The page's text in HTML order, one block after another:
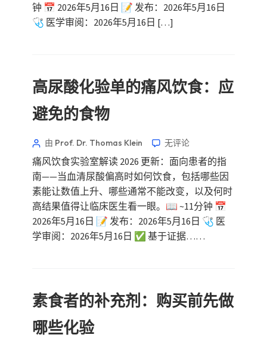
钟 📅 2026年5月16日 📝 发布：2026年5月16日
🩺 医学审阅：2026年5月16日 […]
高尿酸化验单的痛风饮食：应
避免的食物
由 Prof. Dr. Thomas Klein 无评论
痛风饮食实验室解读 2026 更新：面向患者的指
南——当血清尿酸偏高时如何饮食，包括哪些因
素能让数值上升、哪些通常不能改变，以及何时
高结果值得让临床医生看一眼。📖 ~11分钟 📅
2026年5月16日 📝 发布：2026年5月16日 🩺 医
学审阅：2026年5月16日 ✅ 基于证据……
素食者的补充剂：购买前先做
哪些化验